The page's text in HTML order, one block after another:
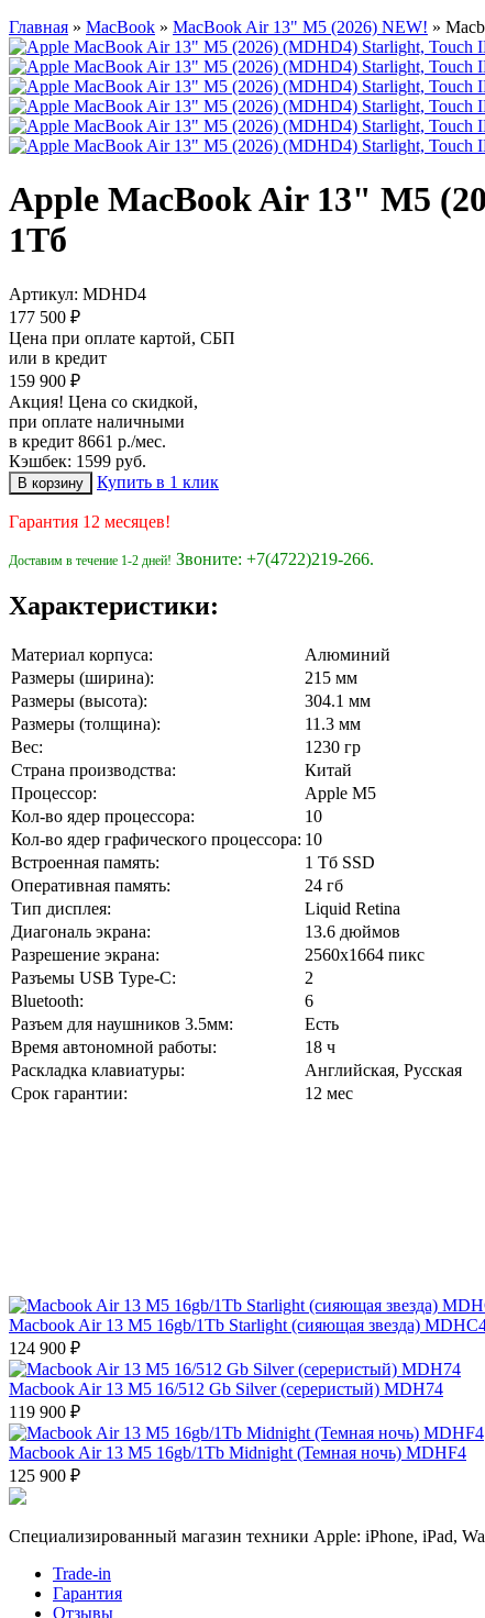
Главная » MacBook » MacBook Air 13" M5 (2026) NEW! »
Apple MacBook Air 13" M5
1Тб
Артикул: MDHD4
177 500 ₽
Цена при оплате картой, СБП
или в кредит
159 900 ₽
Акция! Цена со скидкой,
при оплате наличными
в кредит 8661 р./мес.
Кэшбек: 1599 руб.
Купить в 1 клик
Гарантия 12 месяцев!
Доставим в течение 1-2 дней! Звоните: +7(4722)219-266.
Характеристики:
Материал корпуса:
Алюминий
Размеры (ширина):
215 мм
Размеры (высота):
304.1 мм
Размеры (толщина):
11.3 мм
Вес:
1230 гр
Страна производства:
Китай
Процессор:
Apple M5
Кол-во ядер процессора:
10
Кол-во ядер графического процессора: 10
Встроенная память:
1 Тб SSD
Оперативная память:
24 гб
Тип дисплея:
Liquid Retina
Диагональ экрана:
13.6 дюймов
Разрешение экрана:
2560x1664 пикс
Разъемы USB Type-C:
2
Bluetooth:
6
Разъем для наушников 3.5мм:
Есть
Время автономной работы:
18 ч
Раскладка клавиатуры:
Английская, Русская
Срок гарантии:
12 мес
Macbook Air 13 M5 16gb/1Tb Starlight (сияющая звезда)
124 900 ₽
Macbook Air 13 M5 16/512 Gb Silver (сереристый) MDH74
119 900 ₽
Macbook Air 13 M5 16gb/1Tb Midnight (Темная ночь) MDHF4
125 900 ₽
Специализированный магазин техники Apple: iPhone, iPad,
Trade-in
Гарантия
Отзывы